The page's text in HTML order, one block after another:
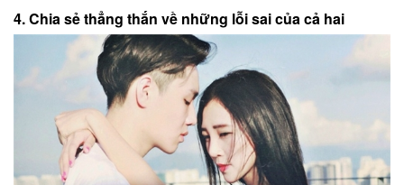
4. Chia sẻ thẳng thắn về những lỗi sai của cả hai